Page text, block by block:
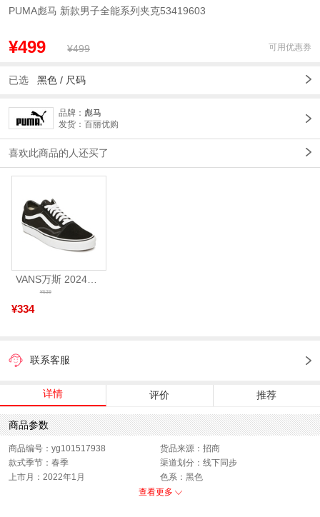
PUMA彪马 新款男子全能系列夹克53419603
¥499 ¥499 可用优惠券
已选 黑色 / 尺码
品牌： 彪马
发货：百丽优购
喜欢此商品的人还买了
VANS万斯 2024年新款中性OldSkool帆布鞋/硫化鞋VN000D3HY28（延续款）
¥334
¥539
联系客服
详情 评价 推荐
商品参数
商品编号：yg101517938
货品来源：招商
款式季节：春季
渠道划分：线下同步
上市月：2022年1月
色系：黑色
版型：标准
查看更多